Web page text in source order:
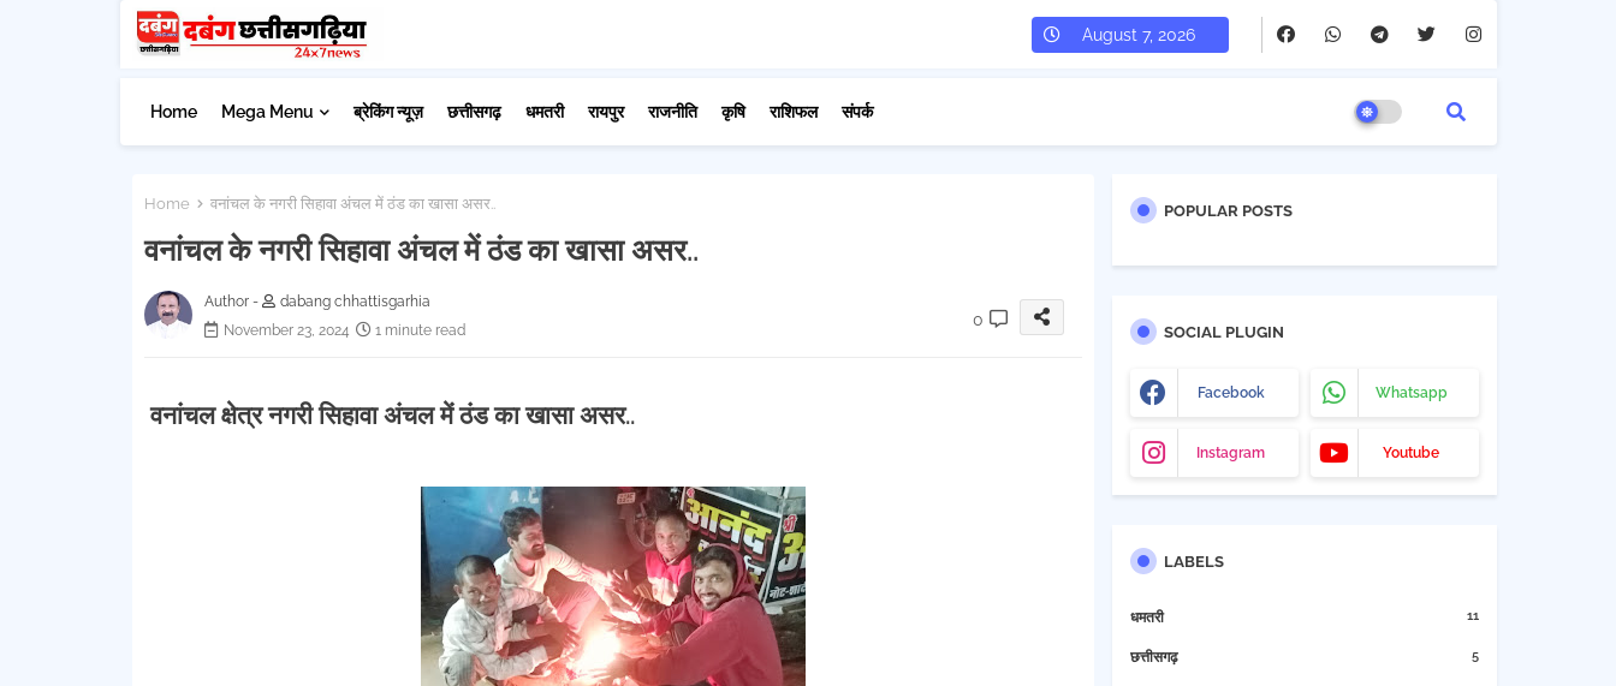
August 7, 2026
Home Mega Menu ब्रेकिंग न्यूज़ छत्तीसगढ़ धमतरी रायपुर राजनीति कृषि राशिफल संपर्क
Home वनांचल के नगरी सिहावा अंचल में ठंड का खासा असर..
वनांचल के नगरी सिहावा अंचल में ठंड का खासा असर..
Author -
dabang chhattisgarhia
November 23, 2024
1 minute read
0
वनांचल क्षेत्र नगरी सिहावा अंचल में ठंड का खासा असर..
POPULAR POSTS
SOCIAL PLUGIN
Facebook Whatsapp
Instagram Youtube
LABELS
धमतरी 11
छत्तीसगढ़ 5